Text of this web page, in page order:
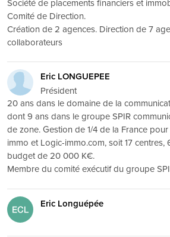
Société de placements financiers et
Comité de Direction.
Création de 2 agences. Direction de 7
collaborateurs
Eric LONGUEPEE
Président
20 ans dans le domaine de la
dont 9 ans dans le groupe SPIR
de zone. Gestion de 1/4 de la France
immo et Logic-immo.com, soit 17 centres,
budget de 20 000 K€.
Membre du comité exécutif du groupe
Eric Longuépée